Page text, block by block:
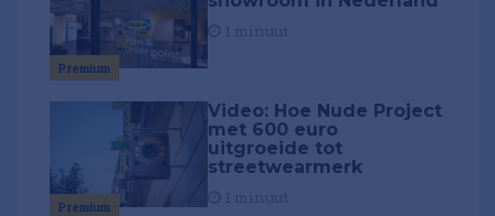
Premium
Premium
Video: Hoe Nude Project
met 600 euro
uitgroeide tot
streetwearmerk